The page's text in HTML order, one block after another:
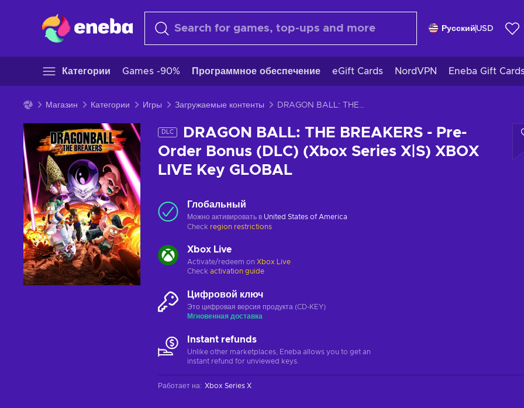
Русский USD
Категории Games -90% Программное обеспечение eGift Cards NordVPN Eneba Gift
Магазин Категории Игры Загружаемые контенты DRAGON BALL: THE BREAKERS - Pre-Order Bonus (DLC) (Xbox Series X|S) XBOX LIVE Key GLOBAL
DLC
DRAGON BALL: THE BREAKERS - Pre-
Order Bonus (DLC) (Xbox Series X|S) XBOX
LIVE Key GLOBAL
Глобальный
Можно активировать в United States of America
Check region restrictions
Xbox Live
Activate/redeem on Xbox Live
Check activation guide
Цифровой ключ
Это цифровая версия продукта (CD-KEY)
Мгновенная доставка
Instant refunds
Unlike other marketplaces, Eneba allows you to get an
instant refund for unviewed keys.
Работает на: Xbox Series X